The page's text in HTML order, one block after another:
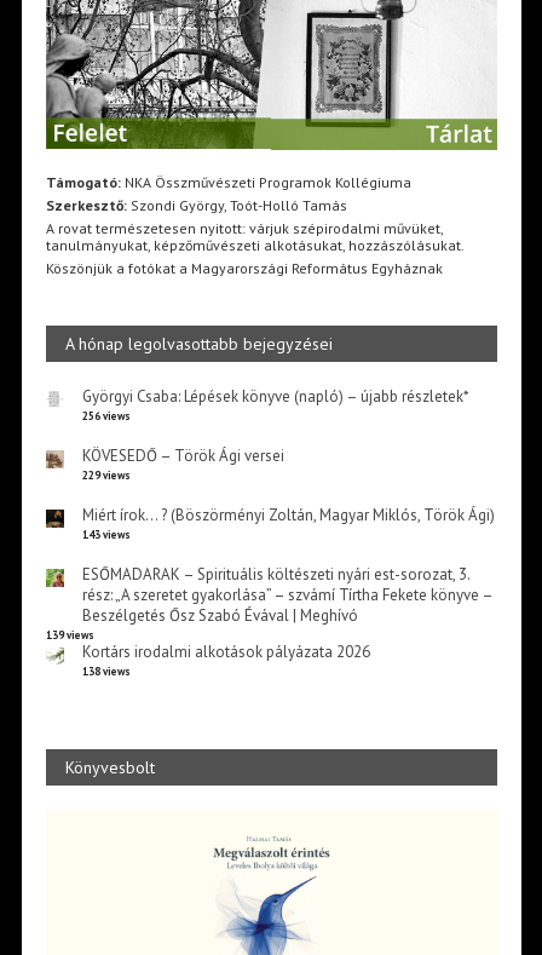
Támogató:NKA Összművészeti Programok Kollégiuma
Szerkesztő:Szondi György, Toót-Holló Tamás
A rovat természetesen nyitott: várjuk szépirodalmi művüket,
tanulmányukat, képzőművészeti alkotásukat, hozzászólásukat.
Köszönjük a fotókat a Magyarországi Református Egyháznak
A hónap legolvasottabb bejegyzései
Györgyi Csaba: Lépések könyve (napló) – újabb részletek*
256 views
KÖVESEDŐ – Török Ági versei
229 views
Miért írok… ? (Böszörményi Zoltán, Magyar Miklós, Török Ági)
143 views
ESŐMADARAK – Spirituális költészeti nyári est-sorozat, 3.
rész: „A szeretet gyakorlása” – szvámí Tírtha Fekete könyve –
Beszélgetés Ősz Szabó Évával | Meghívó
139 views
Kortárs irodalmi alkotások pályázata 2026
138 views
Könyvesbolt